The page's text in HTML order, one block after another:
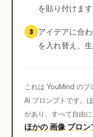
を貼り付けます
3
アイデアに合
を入れ替え、生
これは YouMind のプ
AI プロンプトです。
があり、すべて自由
ほかの 画像 プロ